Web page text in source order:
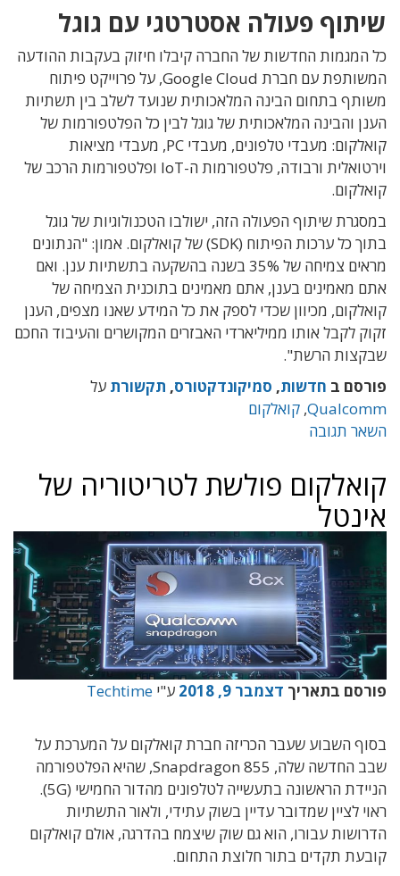
שיתוף פעולה אסטרטגי עם גוגל
כל המגמות החדשות של החברה קיבלו חיזוק בעקבות ההודעה
המשותפת עם חברת Google Cloud, על פרוייקט פיתוח
משותף בתחום הבינה המלאכותית שנועד לשלב בין תשתיות
הענן והבינה המלאכותית של גוגל לבין כל הפלטפורמות של
קואלקום: מעבדי טלפונים, מעבדי PC, מעבדי מציאות
וירטואלית ורבודה, פלטפורמות ה-IoT ופלטפורמות הרכב של
קואלקום.
במסגרת שיתוף הפעולה הזה, ישולבו הטכנולוגיות של גוגל
בתוך כל ערכות הפיתוח (SDK) של קואלקום. אמון: "הנתונים
מראים צמיחה של 35% בשנה בהשקעה בתשתיות ענן. ואם
אתם מאמינים בענן, אתם מאמינים בתוכנית הצמיחה של
קואלקום, מכיוון שכדי לספק את כל המידע שאנו מצפים, הענן
זקוק לקבל אותו ממיליארדי האבזרים המקושרים והעיבוד החכם
שבקצות הרשת".
פורסם ב חדשות, סמיקונדקטורס, תקשורת על
Qualcomm
, קואלקום
השאר תגובה
קואלקום פולשת לטריטוריה של
אינטל
פורסם בתאריך דצמבר 9, 2018 ע"י Techtime
בסוף השבוע שעבר הכריזה חברת קואלקום על המערכת על
שבב החדשה שלה, Snapdragon 855, שהיא הפלטפורמה
הניידת הראשונה בתעשייה לטלפונים מהדור החמישי (5G).
ראוי לציין שמדובר עדיין בשוק עתידי, ולאור התשתיות
הדרושות עבורו, הוא גם שוק שיצמח בהדרגה, אולם קואלקום
קובעת תקדים בתור חלוצת התחום.